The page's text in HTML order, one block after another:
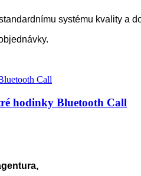
systému kvality a
hodinky Bluetooth Call